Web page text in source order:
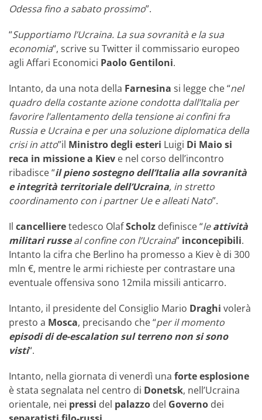
Odessa fino a sabato prossimo”.
“Supportiamo l’Ucraina. La sua sovranità e la sua
economia“, scrive su Twitter il commissario europeo
agli Affari Economici Paolo Gentiloni.
Intanto, da una nota della Farnesina si legge che “nel
quadro della costante azione condotta dall’Italia per
favorire l’allentamento della tensione ai confini fra
Russia e Ucraina e per una soluzione diplomatica della
crisi in atto”il Ministrodegli esteri Luigi Di Maio si
reca in missione a Kiev e nel corso dell’incontro
ribadisce “il pieno sostegno dell’Italia alla sovranità
e integrità territoriale dell’Ucraina, in stretto
coordinamento con i partner Ue e alleati Nato”.
Il cancellieretedesco OlafScholz definisce “leattività
militari russeal confine con l’Ucraina” inconcepibili.
Intanto la cifra che Berlino ha promesso a Kiev è di 300
mln €, mentre le armi richieste per contrastare una
eventuale offensiva sono 12mila missili anticarro.
Intanto, il presidente del Consiglio Mario Draghi volerà
presto a Mosca, precisando che “per il momento
episodi di de-escalation sul terreno non si sono
visti“.
Intanto, nella giornata di venerdì una forteesplosione
è stata segnalata nel centro di Donetsk, nell’Ucraina
orientale, nei pressi del palazzo del Governo dei